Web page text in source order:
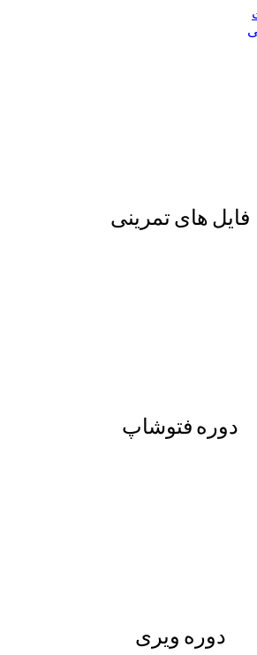
فایل های تمرینی
دوره فتوشاپ
دوره ویری